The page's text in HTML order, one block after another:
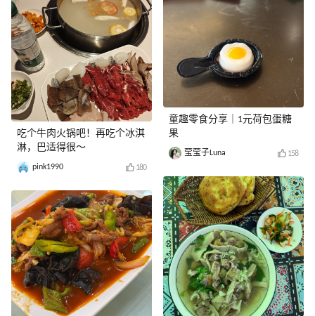
吃个牛肉火锅吧！再吃个冰淇
淋，巴适得很～
pink1990 180
童趣零食分享｜1元荷包蛋糖
果
莹莹子Luna 158